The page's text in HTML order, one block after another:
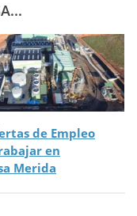
de Empleo
en
Merida